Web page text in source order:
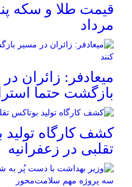
مرداد
میعادفر: زائران
بازگشت حتما
کشف کارگاه تولید
تقلبی در زعفرانیه